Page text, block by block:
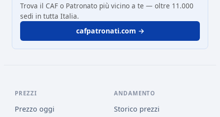
Trova il CAF o Patronato più vicino a te — oltre 11.000
sedi in tutta Italia.
cafpatronati.com →
PREZZI
Prezzo oggi
ANDAMENTO
Storico prezzi